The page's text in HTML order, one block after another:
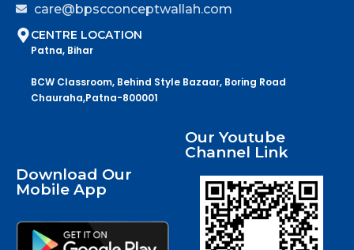
care@bpscconceptwallah.com
CENTRE LOCATION
Patna, Bihar
BCW Classroom, Behind Style Bazaar, Boring Road
Chauraha,Patna-800001
Download Our
Mobile App
Our Youtube
Channel Link